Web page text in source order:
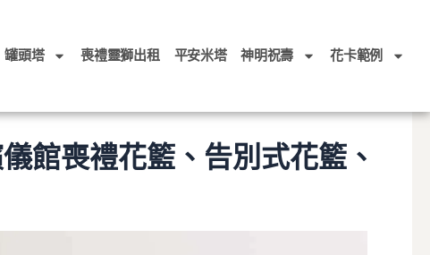
罐頭塔 喪禮靈獅出租 平安米塔 神明祝壽 花卡範例
館喪禮花籃、告別式花籃、